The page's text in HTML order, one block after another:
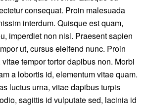
consequat. Proin malesuada
interdum. Quisque est quam,
imperdiet non nisl. Praesent sapien
ut, cursus eleifend nunc. Proin
tempor tortor dapibus non. Morbi
a lobortis id, elementum vitae quam.
luctus urna, vitae dapibus turpis
sagittis id vulputate sed, lacinia id